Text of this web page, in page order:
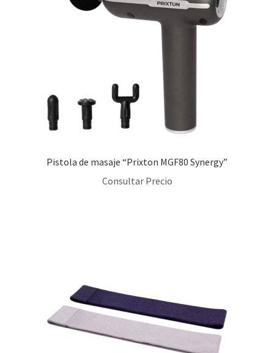
Pistola de masaje “Prixton MGF80 Synergy”
Consultar Precio